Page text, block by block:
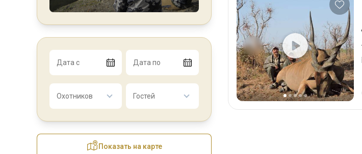
Дата с Дата по
Охотников Гостей
Показать на карте